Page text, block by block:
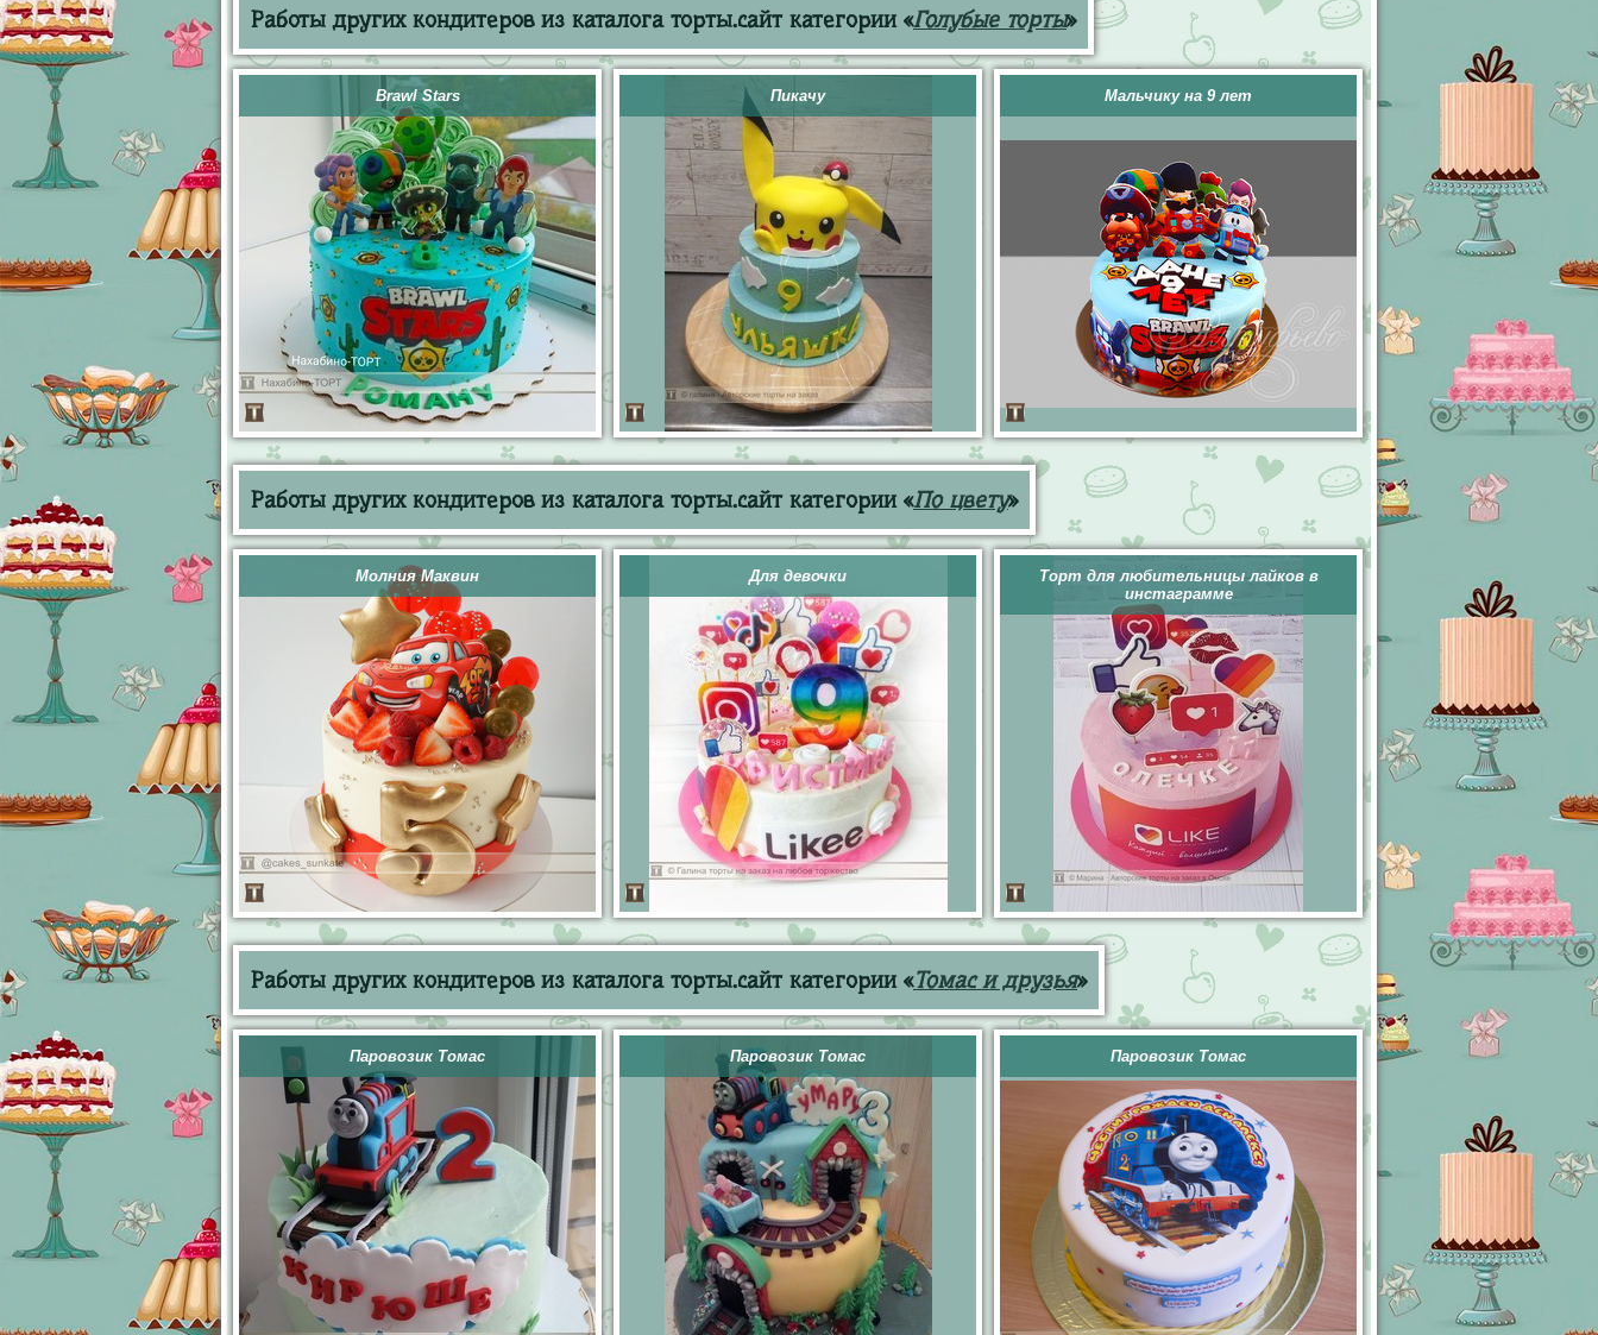
Работы других кондитеров из каталога торты.сайт категории «Голубые торты»
Brawl Stars Пикачу Мальчику на 9 лет
Работы других кондитеров из каталога торты.сайт категории «По цвету»
Молния Маквин Для девочки
Торт для любительницы лайков в
инстаграмме
Работы других кондитеров из каталога торты.сайт категории «Томас и друзья»
Паровозик Томас Паровозик Томас Паровозик Томас